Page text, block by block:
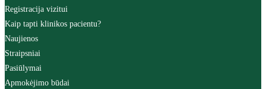
Registracija vizitui
Kaip tapti klinikos pacientu?
Naujienos
Straipsniai
Pasiūlymai
Apmokėjimo būdai